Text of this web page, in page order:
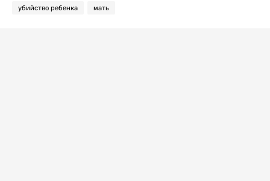
убийство ребенка мать